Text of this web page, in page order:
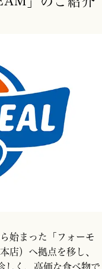
始まった「フォーモ
店）へ拠点を移し、
しく、高価な食べ物で